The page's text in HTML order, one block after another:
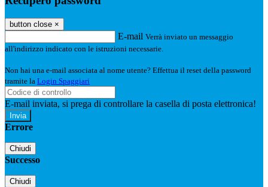
button close ×
E-mail Verrà inviato un messaggio
all'indirizzo indicato con le istruzioni necessarie.
Non hai una e-mail associata al nome utente? Effettua il reset della password
tramite la Login Spaggiari
E-mail inviata, si prega di controllare la casella di posta elettronica!
Errore
Chiudi
Successo
Chiudi